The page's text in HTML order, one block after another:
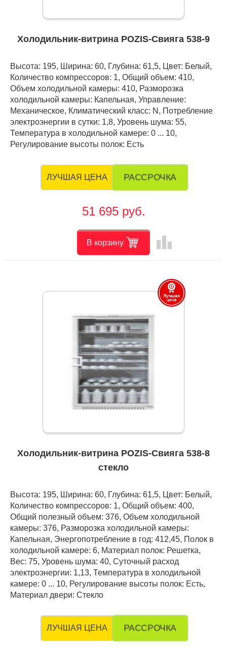
Холодильник-витрина POZIS-Свияга 538-9
Высота: 195, Ширина: 60, Глубина: 61,5, Цвет: Белый,
Количество компрессоров: 1, Общий объем: 410,
Объем холодильной камеры: 410, Разморозка
холодильной камеры: Капельная, Управление:
Механическое, Климатический класс: N, Потребление
электроэнергии в сутки: 1,8, Уровень шума: 55,
Температура в холодильной камере: 0 ... 10,
Регулирование высоты полок: Есть
ЛУЧШАЯ ЦЕНА РАССРОЧКА
51 695 руб.
В корзину leaderboard
Холодильник-витрина POZIS-Свияга 538-8
стекло
Высота: 195, Ширина: 60, Глубина: 61,5, Цвет: Белый,
Количество компрессоров: 1, Общий объем: 400,
Общий полезный объем: 376, Объем холодильной
камеры: 376, Разморозка холодильной камеры:
Капельная, Энергопотребление в год: 412,45, Полок в
холодильной камере: 6, Материал полок: Решетка,
Вес: 75, Уровень шума: 40, Суточный расход
электроэнергии: 1,13, Температура в холодильной
камере: 0 ... 10, Регулирование высоты полок: Есть,
Материал двери: Стекло
ЛУЧШАЯ ЦЕНА РАССРОЧКА